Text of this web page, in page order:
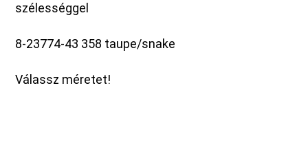
szélességgel
8-23774-43 358 taupe/snake
Válassz méretet!